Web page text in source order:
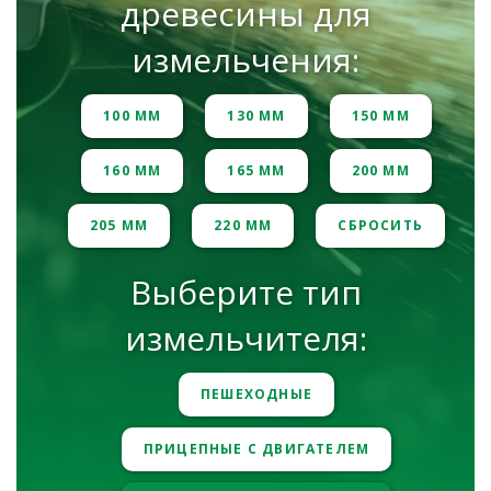
древесины для
измельчения:
100 ММ 130 ММ 150 ММ
160 ММ 165 ММ 200 ММ
205 ММ 220 ММ СБРОСИТЬ
Выберите тип
измельчителя:
ПЕШЕХОДНЫЕ
ПРИЦЕПНЫЕ С ДВИГАТЕЛЕМ